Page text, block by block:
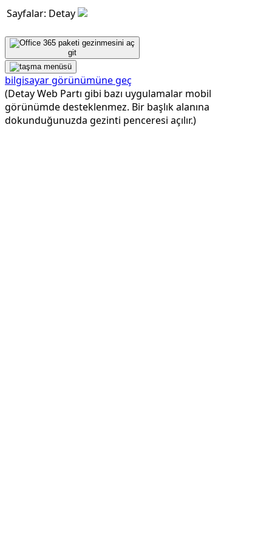
Sayfalar: Detay
git
bilgisayar görünümüne geç
(Detay Web Partı gibi bazı uygulamalar mobil
görünümde desteklenmez. Bir başlık alanına
dokunduğunuzda gezinti penceresi açılır.)